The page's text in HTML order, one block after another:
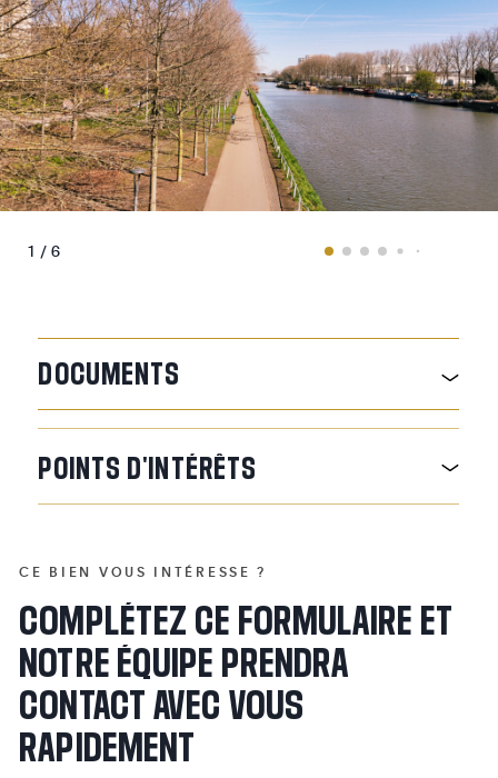
1 / 6
DOCUMENTS
POINTS D'INTÉRÊTS
CE BIEN VOUS INTÉRESSE ?
COMPLÉTEZ CE FORMULAIRE ET
NOTRE ÉQUIPE PRENDRA
CONTACT AVEC VOUS
RAPIDEMENT